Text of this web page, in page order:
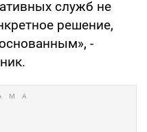
служб не
решение,
-